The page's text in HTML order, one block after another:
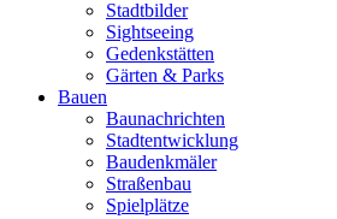
Stadtbilder
Sightseeing
Gedenkstätten
Gärten & Parks
Bauen
Baunachrichten
Stadtentwicklung
Baudenkmäler
Straßenbau
Spielplätze